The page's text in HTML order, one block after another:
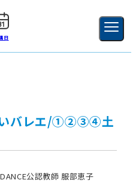
日 新規登録
いバレエ/①②③④土
公認教師 服部恵子